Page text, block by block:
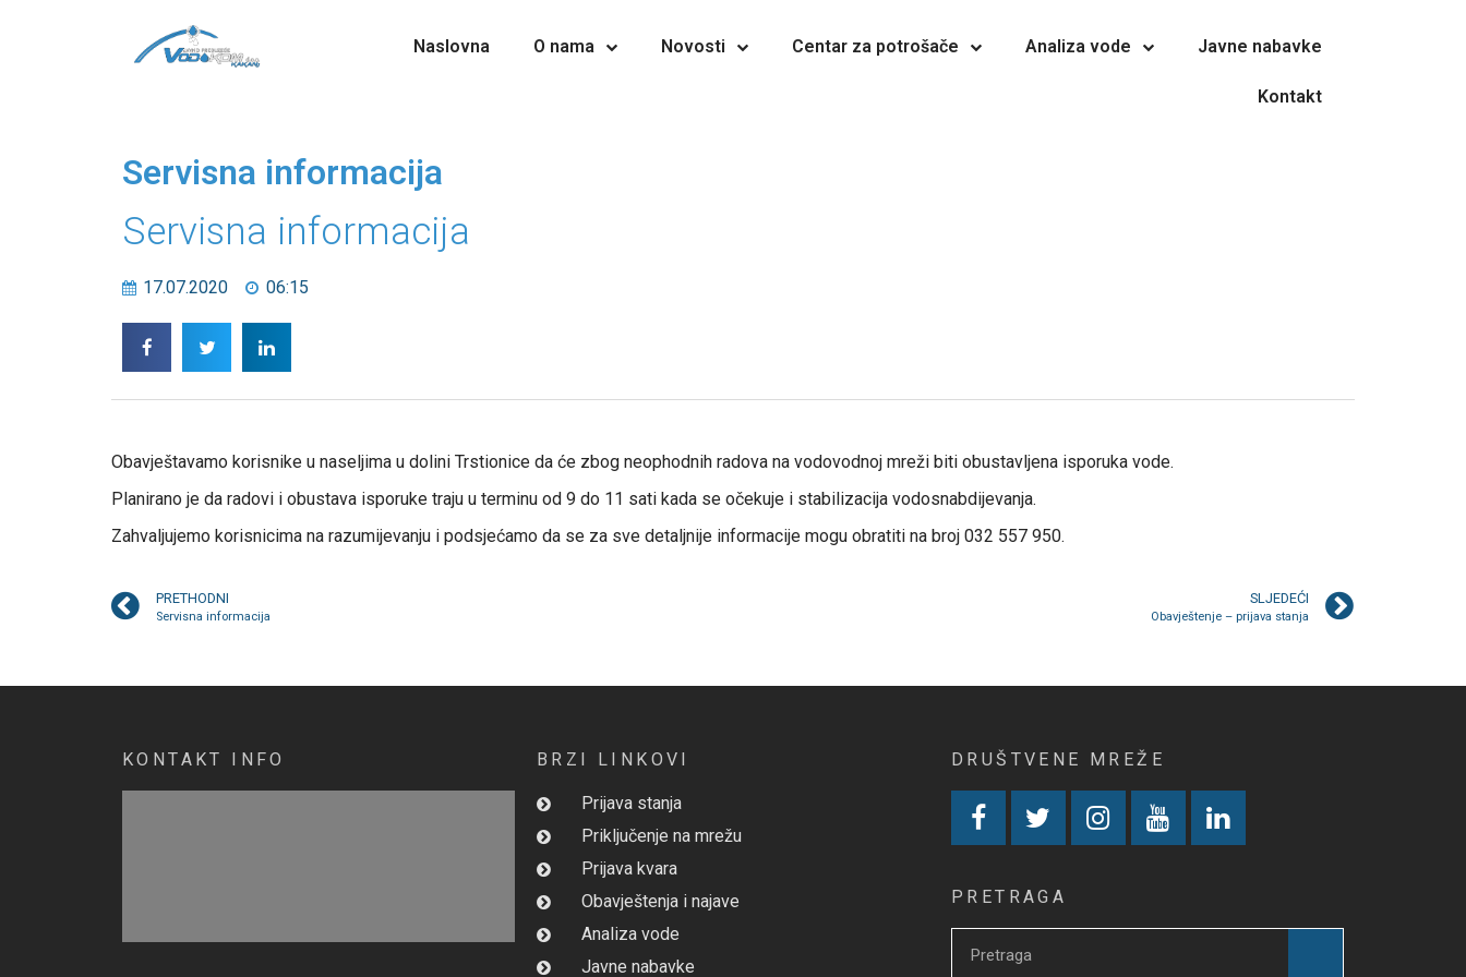
Naslovna O nama Novosti Centar za potrošače Analiza vode Javne nabavke
Kontakt
Servisna informacija
Servisna informacija
17.07.2020 06:15
Obavještavamo korisnike u naseljima u dolini Trstionice da će zbog neophodnih radova na vodovodnoj mreži biti obustavljena isporuka vode.
Planirano je da radovi i obustava isporuke traju u terminu od 9 do 11 sati kada se očekuje i stabilizacija vodosnabdijevanja.
Zahvaljujemo korisnicima na razumijevanju i podsjećamo da se za sve detaljnije informacije mogu obratiti na broj 032 557 950.
PRETHODNI
Servisna informacija
SLJEDEĆI
Obavještenje – prijava stanja
KONTAKT INFO BRZI LINKOVI
Prijava stanja
Priključenje na mrežu
Prijava kvara
Obavještenja i najave
Analiza vode
Javne nabavke
DRUŠTVENE MREŽE
PRETRAGA